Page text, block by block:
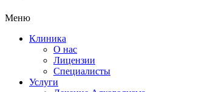
Меню
Клиника
О нас
Лицензии
Специалисты
Услуги